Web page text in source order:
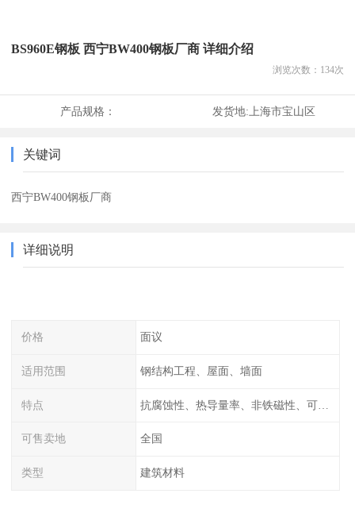
BS960E钢板 西宁BW400钢板厂商 详细介绍
浏览次数： 134次
产品规格： 发货地: 上海市宝山区
关键词
西宁BW400钢板厂商
详细说明
价格 面议
适用范围 钢结构工程、屋面、墙面
特点 抗腐蚀性、热导量率、非铁磁性、可加工性、可成形性、回收性
可售卖地 全国
类型 建筑材料